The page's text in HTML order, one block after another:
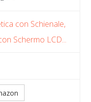
con Schienale,
Schermo LCD...